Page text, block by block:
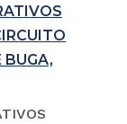
BUGA,